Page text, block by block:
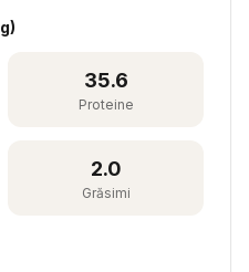
g)
35.6
Proteine
2.0
Grăsimi